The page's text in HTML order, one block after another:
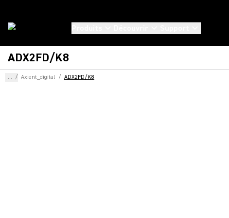
ADX2FD/K8
... / Axient_digital / ADX2FD/K8